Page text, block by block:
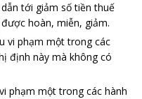
tới giảm số tiền thuế
hoàn, miễn, giảm.
vi phạm một trong các
định này mà không có
phạm một trong các hành